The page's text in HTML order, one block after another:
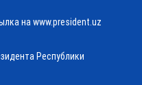
на www.president.uz
Республики